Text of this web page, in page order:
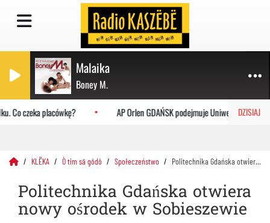
Malaika
Boney M.
DZISIAJ
czeka placówkę? AP Orlen GDAŃSK podejmuje Uniwersytet
KLËKA Ò tim sã gôdô Społeczeństwo Politechnika Gdańska otwiera nowy ośrodek w Sobieszewie
Politechnika Gdańska otwiera
nowy ośrodek w Sobieszewie